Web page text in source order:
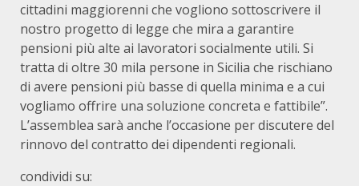
cittadini maggiorenni che vogliono sottoscrivere il
nostro progetto di legge che mira a garantire
pensioni più alte ai lavoratori socialmente utili. Si
tratta di oltre 30 mila persone in Sicilia che rischiano
di avere pensioni più basse di quella minima e a cui
vogliamo offrire una soluzione concreta e fattibile”.
L’assemblea sarà anche l’occasione per discutere del
rinnovo del contratto dei dipendenti regionali.
condividi su: